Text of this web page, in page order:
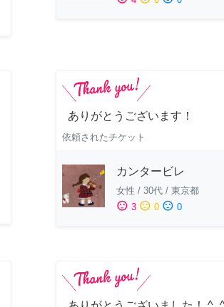
ありがとうございます！
依頼されたチケット
カンタービレ
女性 / 30代 / 東京都
sentiment_satisfied 3 sentiment_neutral 0 sentiment_dissatisfied 0